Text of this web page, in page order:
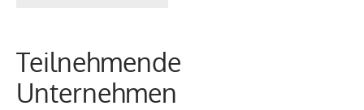
Teilnehmende
Unternehmen